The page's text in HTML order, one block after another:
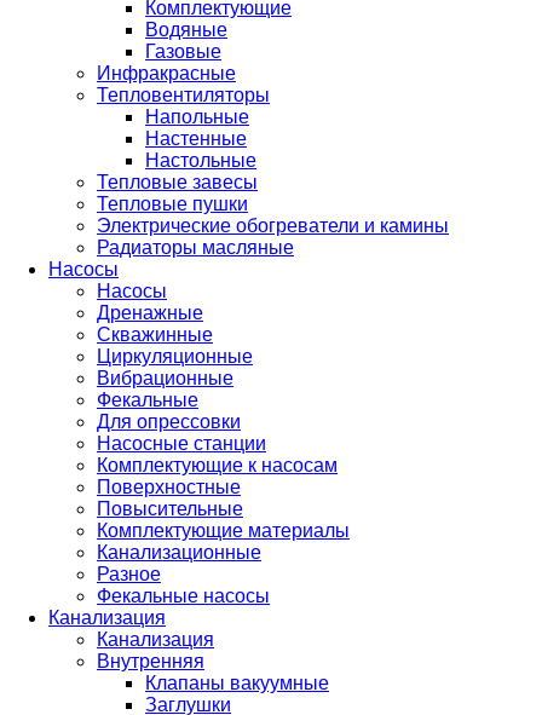
Комплектующие
Водяные
Газовые
Инфракрасные
Тепловентиляторы
Напольные
Настенные
Настольные
Тепловые завесы
Тепловые пушки
Электрические обогреватели и камины
Радиаторы масляные
Насосы
Насосы
Дренажные
Скважинные
Циркуляционные
Вибрационные
Фекальные
Для опрессовки
Насосные станции
Комплектующие к насосам
Поверхностные
Повысительные
Комплектующие материалы
Канализационные
Разное
Фекальные насосы
Канализация
Канализация
Внутренняя
Клапаны вакуумные
Заглушки